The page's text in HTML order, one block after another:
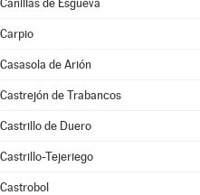
Canillas de Esgueva
Carpio
Casasola de Arión
Castrejón de Trabancos
Castrillo de Duero
Castrillo-Tejeriego
Castrobol